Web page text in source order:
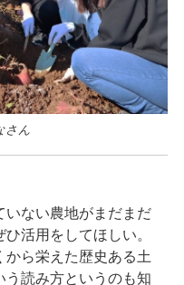
さん
ない農地がまだまだ
活用をしてほしい。
ら栄えた歴史ある土
読み方というのも知